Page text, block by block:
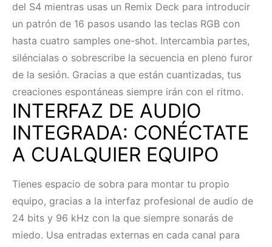
del S4 mientras usas un Remix Deck para introducir
un patrón de 16 pasos usando las teclas RGB con
hasta cuatro samples one-shot. Intercambia partes,
siléncialas o sobrescribe la secuencia en pleno furor
de la sesión. Gracias a que están cuantizadas, tus
creaciones espontáneas siempre irán con el ritmo.
INTERFAZ DE AUDIO
INTEGRADA: CONÉCTATE
A CUALQUIER EQUIPO
Tienes espacio de sobra para montar tu propio
equipo, gracias a la interfaz profesional de audio de
24 bits y 96 kHz con la que siempre sonarás de
miedo. Usa entradas externas en cada canal para